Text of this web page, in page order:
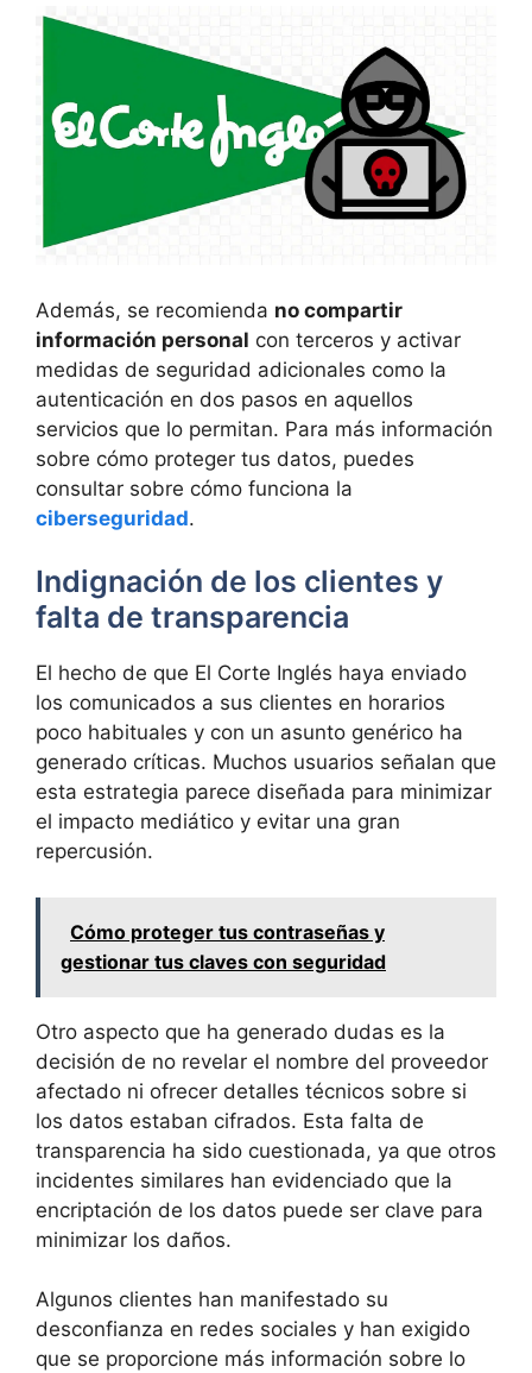
Además, se recomienda no compartir
información personal con terceros y activar
medidas de seguridad adicionales como la
autenticación en dos pasos en aquellos
servicios que lo permitan. Para más información
sobre cómo proteger tus datos, puedes
consultar sobre cómo funciona la
ciberseguridad.
Indignación de los clientes y
falta de transparencia
El hecho de que El Corte Inglés haya enviado
los comunicados a sus clientes en horarios
poco habituales y con un asunto genérico ha
generado críticas. Muchos usuarios señalan que
esta estrategia parece diseñada para minimizar
el impacto mediático y evitar una gran
repercusión.
Cómo proteger tus contraseñas y
gestionar tus claves con seguridad
Otro aspecto que ha generado dudas es la
decisión de no revelar el nombre del proveedor
afectado ni ofrecer detalles técnicos sobre si
los datos estaban cifrados. Esta falta de
transparencia ha sido cuestionada, ya que otros
incidentes similares han evidenciado que la
encriptación de los datos puede ser clave para
minimizar los daños.
Algunos clientes han manifestado su
desconfianza en redes sociales y han exigido
que se proporcione más información sobre lo